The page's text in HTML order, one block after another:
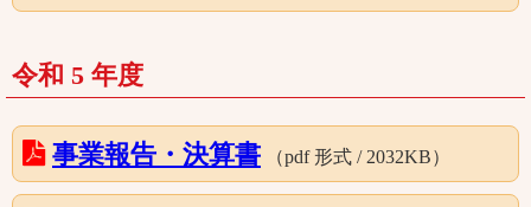
令和 5 年度
事業報告・決算書 （pdf 形式 / 2032KB）